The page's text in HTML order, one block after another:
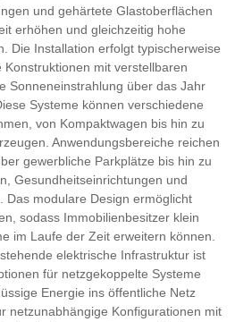
und gehärtete Glastoberflächen
erhöhen und gleichzeitig hohe
Die Installation erfolgt typischerweise
mit verstellbaren
Sonneneinstrahlung über das Jahr
Systeme können verschiedene
von Kompaktwagen bis hin zu
Anwendungsbereiche reichen
gewerbliche Parkplätze bis hin zu
Gesundheitseinrichtungen und
Das modulare Design ermöglicht
sodass Immobilienbesitzer klein
im Laufe der Zeit erweitern können.
elektrische Infrastruktur ist
für netzgekoppelte Systeme
Energie ins öffentliche Netz
netzunabhängige Konfigurationen mit